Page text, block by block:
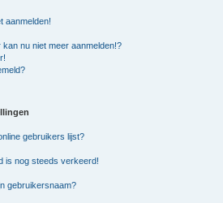
aanmelden!
nu niet meer aanmelden!?
gebruikers lijst?
is nog steeds verkeerd!
gebruikersnaam?